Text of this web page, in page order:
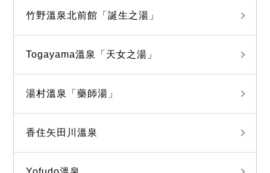
竹野溫泉北前館「誕生之湯」
Togayama溫泉「天女之湯」
湯村溫泉「藥師湯」
香住矢田川溫泉